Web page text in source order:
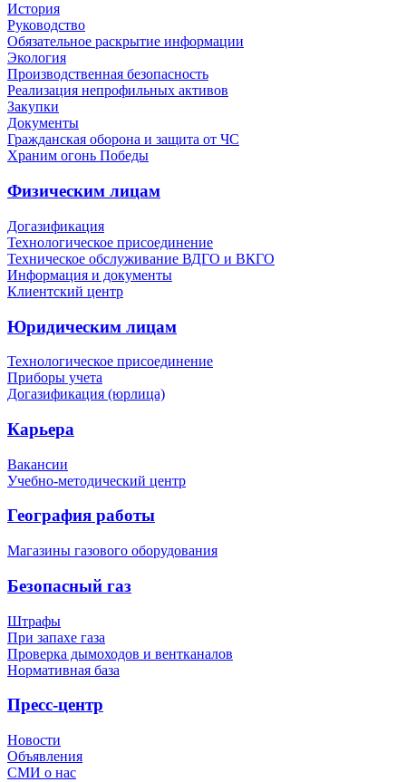
История
Руководство
Обязательное раскрытие информации
Экология
Производственная безопасность
Реализация непрофильных активов
Закупки
Документы
Гражданская оборона и защита от ЧС
Храним огонь Победы
Физическим лицам
Догазификация
Технологическое присоединение
Техническое обслуживание ВДГО и ВКГО
Информация и документы
Клиентский центр
Юридическим лицам
Технологическое присоединение
Приборы учета
Догазификация (юрлица)
Карьера
Вакансии
Учебно-методический центр
География работы
Магазины газового оборудования
Безопасный газ
Штрафы
При запахе газа
Проверка дымоходов и вентканалов
Нормативная база
Пресс-центр
Новости
Объявления
СМИ о нас